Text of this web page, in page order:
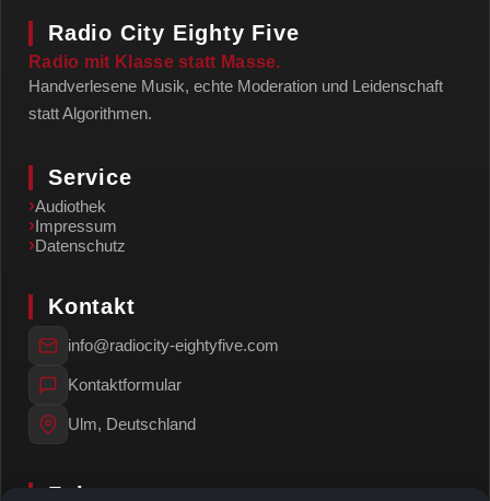
Radio City Eighty Five
Radio mit Klasse statt Masse.
Handverlesene Musik, echte Moderation und Leidenschaft
statt Algorithmen.
Service
›Audiothek
›Impressum
›Datenschutz
Kontakt
info@radiocity-eightyfive.com
Kontaktformular
Ulm, Deutschland
Folge uns